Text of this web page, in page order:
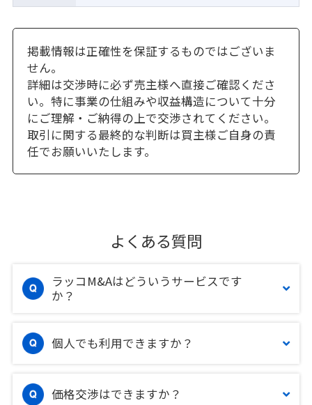
掲載情報は正確性を保証するものではございま
せん。
詳細は交渉時に必ず売主様へ直接ご確認くださ
い。特に事業の仕組みや収益構造について十分
にご理解・ご納得の上で交渉されてください。
取引に関する最終的な判断は買主様ご自身の責
任でお願いいたします。
よくある質問
ラッコM&Aはどういうサービスです
か？
個人でも利用できますか？
価格交渉はできますか？